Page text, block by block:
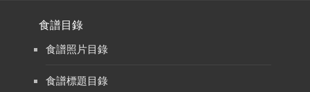
食譜目錄
食譜照片目錄
食譜標題目錄